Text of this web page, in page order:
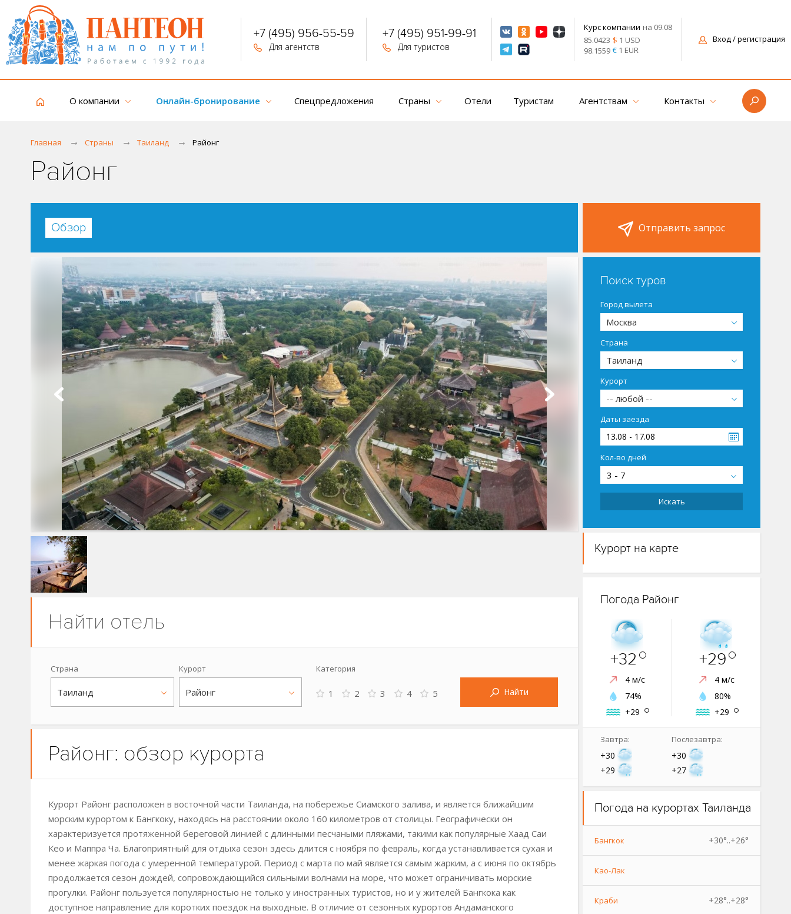
+7 (495) 956-55-59
Для агентств
+7 (495) 951-99-91
Для туристов
Курс компании на 09.08
85.0423 $ 1 USD
98.1559 €1 EUR
Вход/ регистрация
О компании Онлайн-бронирование Спецпредложения Страны Отели Туристам Агентствам Контакты
Главная Страны Таиланд Районг
Районг
Обзор
Найти отель
Страна
Таиланд
Курорт
Районг
Категория
1 2 3 4 5 Найти
Районг: обзор курорта
Курорт Районг расположен в восточной части Таиланда, на побережье Сиамского залива, и является ближайшим
морским курортом к Бангкоку, находясь на расстоянии около 160 километров от столицы. Географически он
характеризуется протяженной береговой линией с длинными песчаными пляжами, такими как популярные Хаад Саи
Кео и Маппра Ча. Благоприятный для отдыха сезон здесь длится с ноября по февраль, когда устанавливается сухая и
менее жаркая погода с умеренной температурой. Период с марта по май является самым жарким, а с июня по октябрь
продолжается сезон дождей, сопровождающийся сильными волнами на море, что может ограничивать морские
прогулки. Районг пользуется популярностью не только у иностранных туристов, но и у жителей Бангкока как
доступное направление для коротких поездок на выходные. В отличие от сезонных курортов Андаманского
Отправить запрос
Поиск туров
Город вылета
Москва
Страна
Таиланд
Курорт
-- любой --
Даты заезда
13.08 - 17.08
Кол-во дней
3 - 7
Искать
Курорт на карте
Погода Районг
+32
4 м/с
74%
+29
+29
4 м/с
80%
+29
Завтра:
+30
+29
Послезавтра:
+30
+27
Погода на курортах Таиланда
Бангкок +30°..+26°
Као-Лак
Краби +28°..+28°